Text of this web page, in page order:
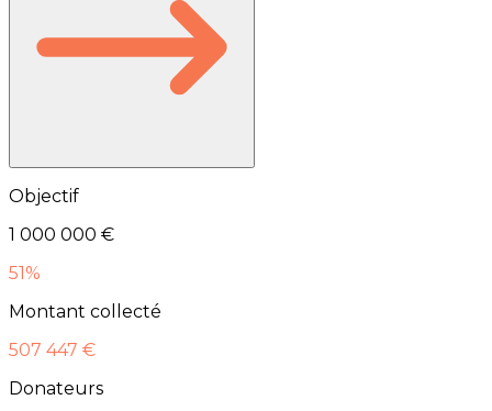
Objectif
1 000 000 €
51%
Montant collecté
507 447 €
Donateurs